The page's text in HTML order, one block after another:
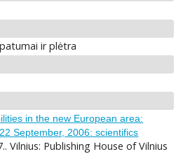
ir plėtra
in the new European area:
September, 2006: scientifics
Vilnius: Publishing House of Vilnius